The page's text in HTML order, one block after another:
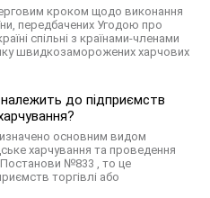
кроком щодо виконання
передбачених Угодою про
спільні з країнами-членами
швидкозаморожених харчових
до підприємств
основним видом
харчування та проведення
Постанови №833 , то це
торгівлі або